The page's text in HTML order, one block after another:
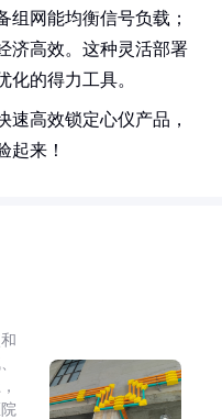
组网能均衡信号负载；
济高效。这种灵活部署
化的得力工具。
速高效锁定心仪产品，
起来！